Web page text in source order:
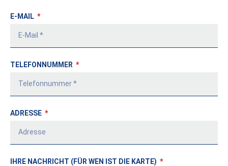
E-MAIL
TELEFONNUMMER
ADRESSE
IHRE NACHRICHT (FÜR WEN IST DIE KARTE)